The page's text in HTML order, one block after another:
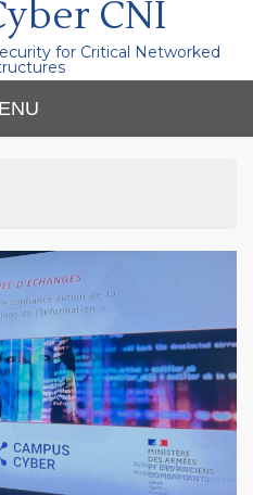
CNI
for Critical Networked